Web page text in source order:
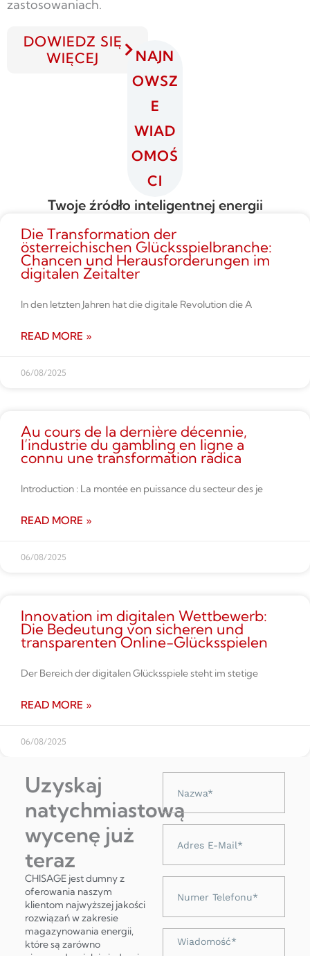
zastosowaniach.
DOWIEDZ SIĘ
WIĘCEJ
NAJN
OWSZ
E
WIAD
OMOŚ
CI
Twoje źródło inteligentnej energii
Die Transformation der
österreichischen Glücksspielbranche:
Chancen und Herausforderungen im
digitalen Zeitalter
In den letzten Jahren hat die digitale Revolution die A
READ MORE »
06/08/2025
Au cours de la dernière décennie,
l’industrie du gambling en ligne a
connu une transformation radica
Introduction : La montée en puissance du secteur des je
READ MORE »
06/08/2025
Innovation im digitalen Wettbe­werb:
Die Bedeutung von sicheren und
transparenten Online-Glücksspielen
Der Bereich der digitalen Glücksspiele steht im stetige
READ MORE »
06/08/2025
Uzyskaj
natychmiastową
wycenę już
teraz
CHISAGE jest dumny z
oferowania naszym
klientom najwyższej jakości
rozwiązań w zakresie
magazynowania energii,
które są zarówno
telefonu